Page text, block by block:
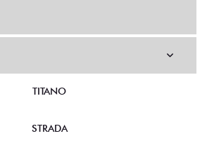
TITANO
STRADA